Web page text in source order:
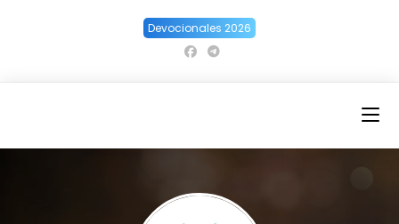
Devocionales 2026